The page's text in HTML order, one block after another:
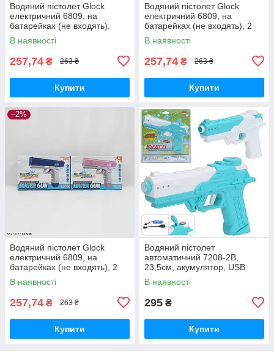
Водяний пістолет Glock
електричний 6809, на
батарейках (не входять).
Рожевого кольору
В наявності
257,74 ₴ 263 ₴
Купити
Водяний пістолет Glock
електричний 6809, на
батарейках (не входять), 2
кольори
В наявності
257,74 ₴ 263 ₴
Купити
–2%
Водяний пістолет Glock
електричний 6809, на
батарейках (не входять), 2
кольори
В наявності
257,74 ₴ 263 ₴
Купити
Водяний пістолет
автоматичний 7208-2B,
23,5см, акумулятор, USB
зарядне
В наявності
295 ₴
Купити